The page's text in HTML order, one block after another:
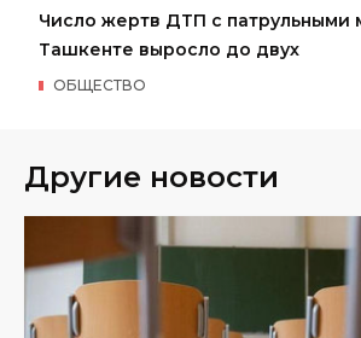
Число жертв ДТП с патрульными
Ташкенте выросло до двух
ОБЩЕСТВО
Другие новости